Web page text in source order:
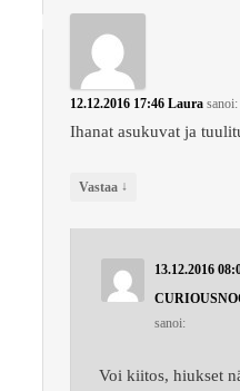
12.12.2016 17:46 Laura sanoi:
Ihanat asukuvat ja
Vastaa ↓
13.12.2016
sanoi:
Voi kiitos, hiukset